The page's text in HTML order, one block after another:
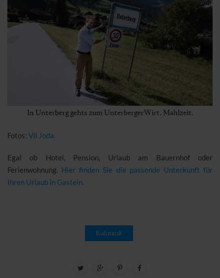
In Unterberg gehts zum UnterbergerWirt. Mahlzeit.
Fotos: Vil Joda.
Egal ob Hotel, Pension, Urlaub am Bauernhof oder
Ferienwohnung. Hier finden Sie die passende Unterkunft für
Ihren Urlaub in Gastein.
Kulinarik